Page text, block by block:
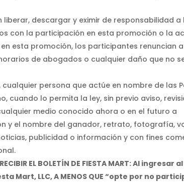
descargar y eximir de responsabilidad a
con la participación en esta promoción o la
esta promoción, los participantes renuncian
de abogados o cualquier daño que no
persona que actúe en nombre de las
cuando lo permita la ley, sin previo aviso,
medio conocido ahora o en el futuro a
y el nombre del ganador, retrato, fotografía,
publicidad o información y con fines
EL BOLETÍN DE FIESTA MART: Al ingresar
LLC, A MENOS QUE “opte por no